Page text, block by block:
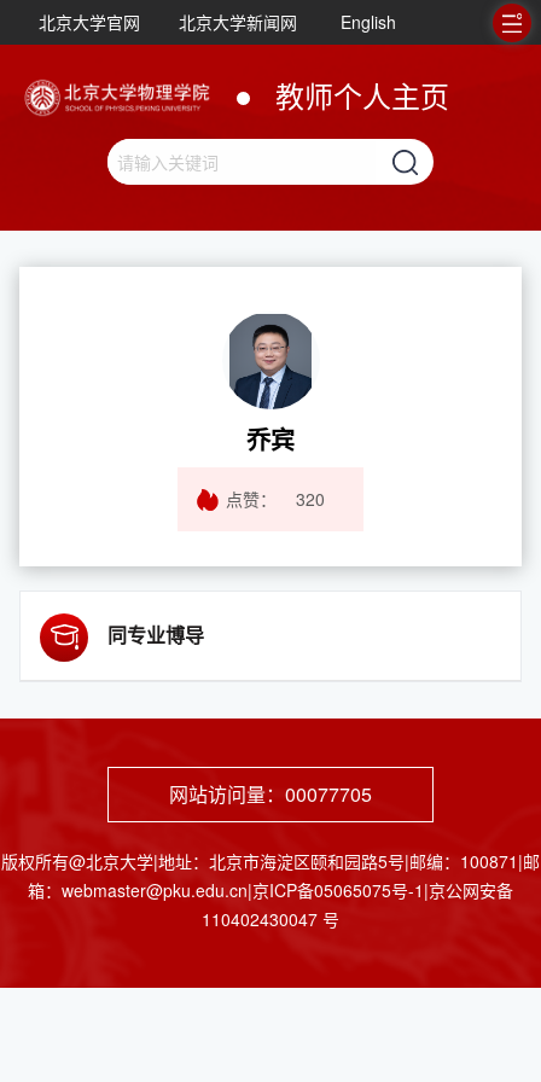
北京大学官网 北京大学新闻网 English
教师个人主页
乔宾
点赞： 320
同专业博导
网站访问量： 00077705
版权所有@北京大学|地址：北京市海淀区颐和园路5号|邮编：100871|邮
箱：webmaster@pku.edu.cn|京ICP备05065075号-1|京公网安备
110402430047 号